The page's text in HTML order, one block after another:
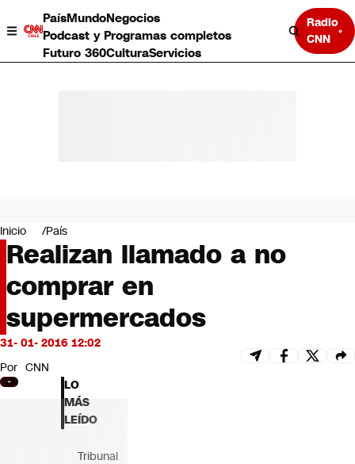
PaísMundoNegocios
Podcast y Programas completos
Futuro 360CulturaServicios
Radio
CNN
Negocios
Deportes
Programas completos
Cultura
Servicios
Bits
CNN Data
CNN tiempo
Futuro 360
Opinión
Inicio País
Realizan llamado a no
comprar en
supermercados
31- 01- 2016 12:02
Por CNN
LO
MÁS
LEÍDO
Tribunal